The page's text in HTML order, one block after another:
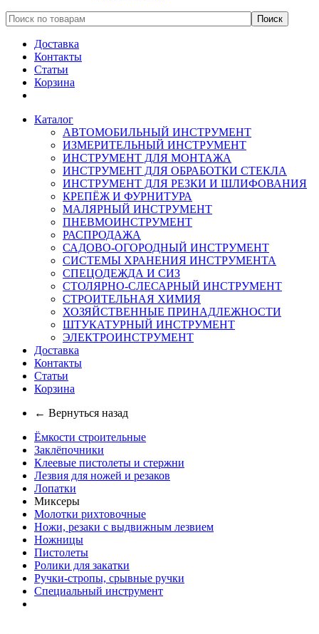
Доставка
Контакты
Статьи
Корзина
Каталог
АВТОМОБИЛЬНЫЙ ИНСТРУМЕНТ
ИЗМЕРИТЕЛЬНЫЙ ИНСТРУМЕНТ
ИНСТРУМЕНТ ДЛЯ МОНТАЖА
ИНСТРУМЕНТ ДЛЯ ОБРАБОТКИ СТЕКЛА
ИНСТРУМЕНТ ДЛЯ РЕЗКИ И ШЛИФОВАНИЯ
КРЕПЁЖ И ФУРНИТУРА
МАЛЯРНЫЙ ИНСТРУМЕНТ
ПНЕВМОИНСТРУМЕНТ
РАСПРОДАЖА
САДОВО-ОГОРОДНЫЙ ИНСТРУМЕНТ
СИСТЕМЫ ХРАНЕНИЯ ИНСТРУМЕНТА
СПЕЦОДЕЖДА И СИЗ
СТОЛЯРНО-СЛЕСАРНЫЙ ИНСТРУМЕНТ
СТРОИТЕЛЬНАЯ ХИМИЯ
ХОЗЯЙСТВЕННЫЕ ПРИНАДЛЕЖНОСТИ
ШТУКАТУРНЫЙ ИНСТРУМЕНТ
ЭЛЕКТРОИНСТРУМЕНТ
Доставка
Контакты
Статьи
Корзина
← Вернуться назад
Ёмкости строительные
Заклёпочники
Клеевые пистолеты и стержни
Лезвия для ножей и резаков
Лопатки
Миксеры
Молотки рихтовочные
Ножи, резаки с выдвижным лезвием
Ножницы
Пистолеты
Ролики для закатки
Ручки-стропы, срывные ручки
Специальный инструмент